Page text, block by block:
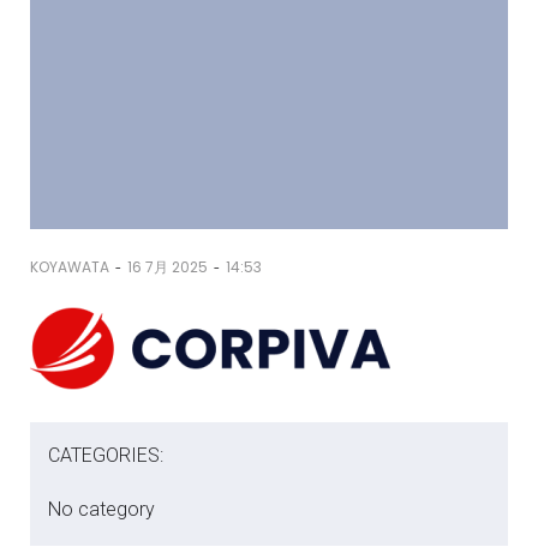
KOYAWATA - 16 7月 2025 - 14:53
CATEGORIES:
No category